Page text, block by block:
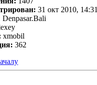
31 окт 2010, 14:31
Denpasar.Bali
xmobil
362